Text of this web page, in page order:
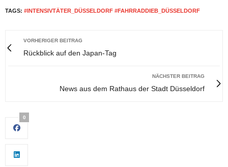
TAGS: #INTENSIVTÄTER_DÜSSELDORF #FAHRRADDIEB_DÜSSELDORF
VORHERIGER BEITRAG
Rückblick auf den Japan-Tag
NÄCHSTER BEITRAG
News aus dem Rathaus der Stadt Düsseldorf
0